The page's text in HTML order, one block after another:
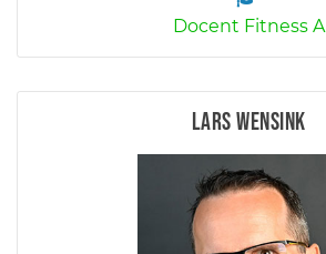
Docent Fitness A
Lars Wensink